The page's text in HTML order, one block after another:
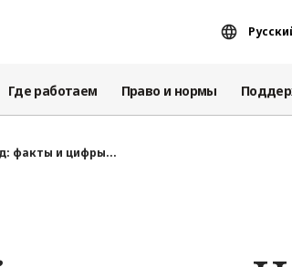
Где работаем Право и нормы
факты и цифры...